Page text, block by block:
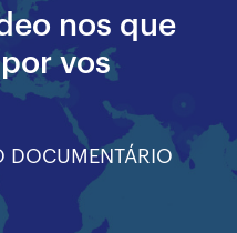
nos que
vos
DOCUMENTÁRIO